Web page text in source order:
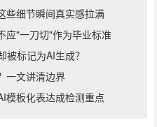
些细节瞬间真实感拉满
应"一刀切"作为毕业标准
被标记为AI生成？
一文讲清边界
模板化表达成检测重点